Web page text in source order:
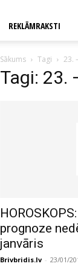
REKLĀMRAKSTI
Sākums Tagi 23.
Tagi: 23.
prognoze
janvāris
Brivbridis.lv - 23/01/